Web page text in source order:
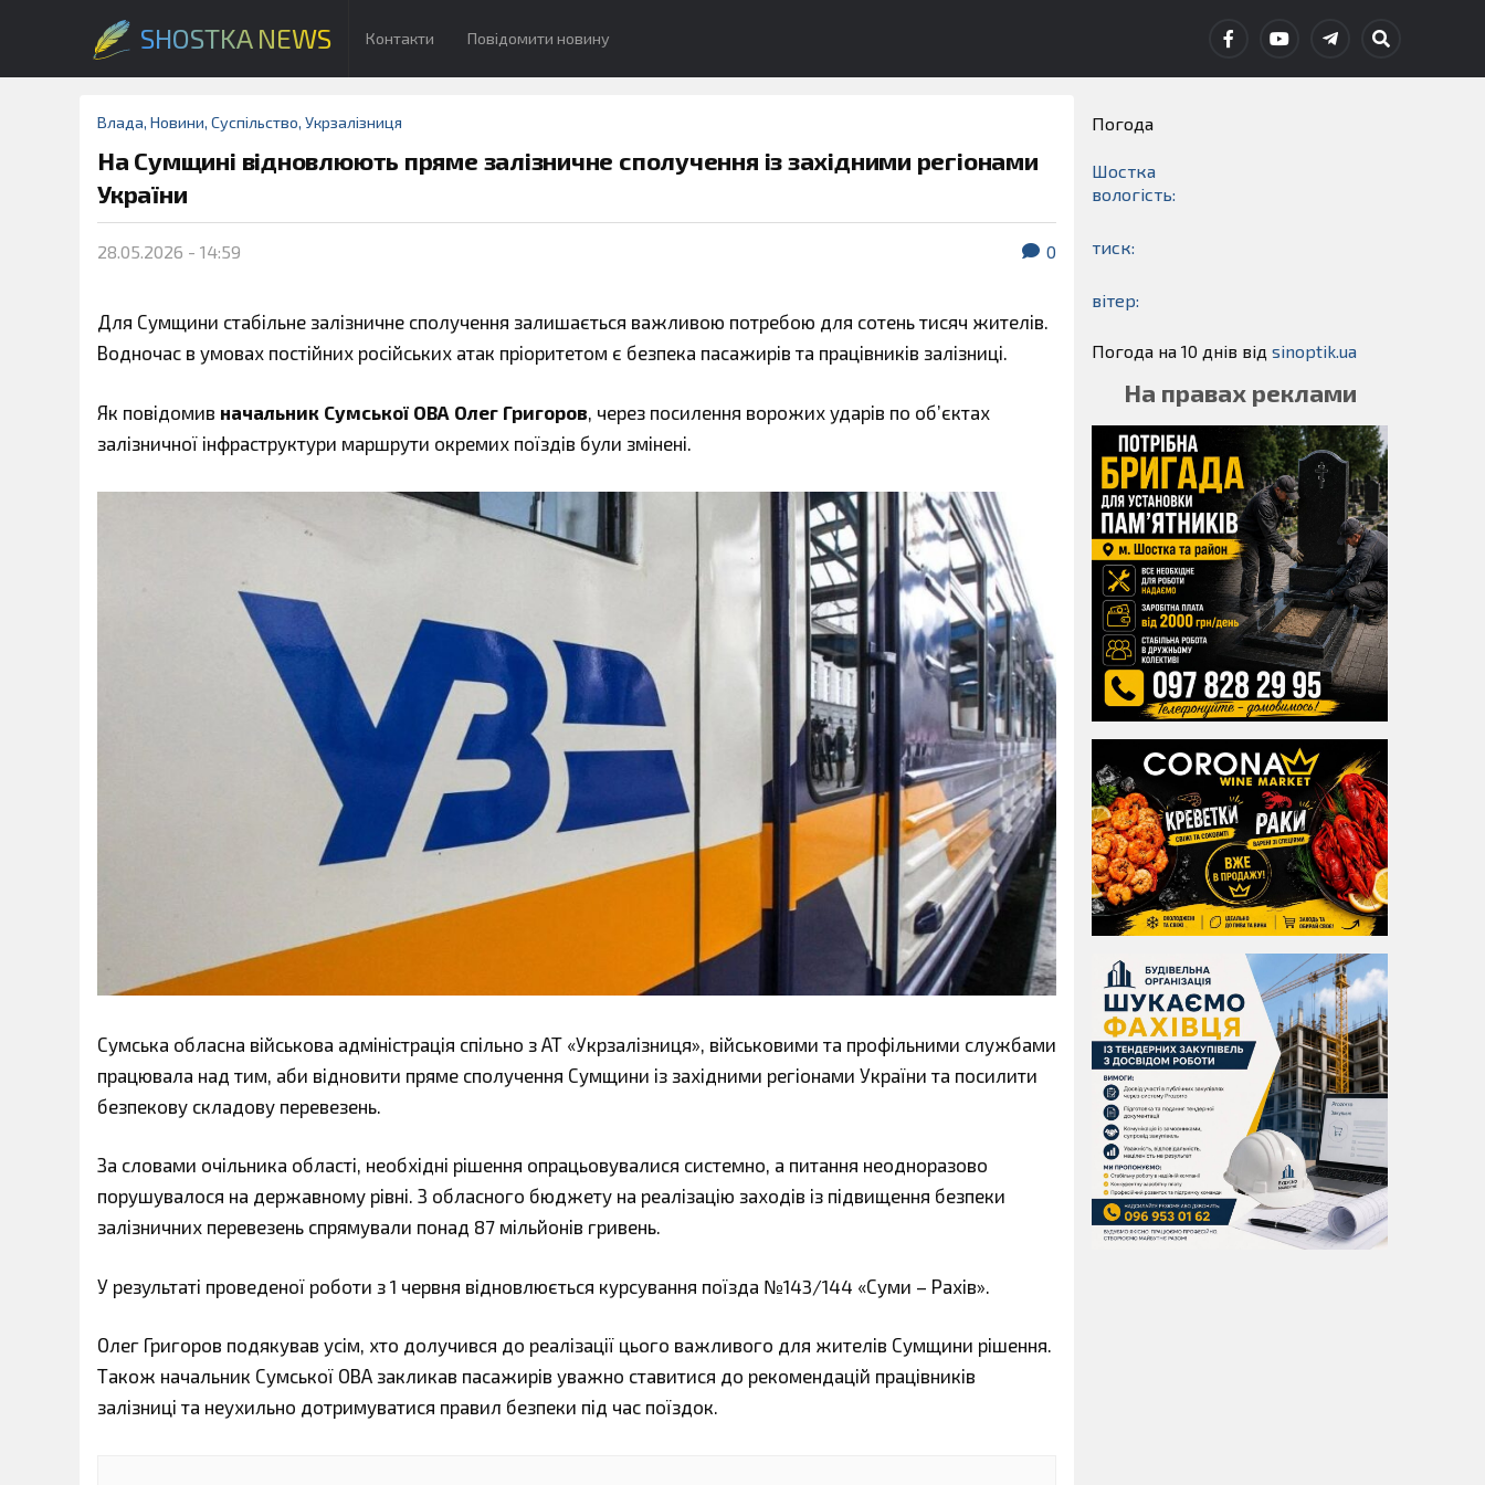
SHOSTKA NEWS Контакти Повідомити новину
Влада, Новини, Суспільство, Укрзалізниця
На Сумщині відновлюють пряме залізничне сполучення із західними регіонами
України
28.05.2026 - 14:59 0
Для Сумщини стабільне залізничне сполучення залишається важливою потребою для сотень тисяч жителів.
Водночас в умовах постійних російських атак пріоритетом є безпека пасажирів та працівників залізниці.
Як повідомив начальник Сумської ОВА Олег Григоров , через посилення ворожих ударів по об’єктах
залізничної інфраструктури маршрути окремих поїздів були змінені.
Сумська обласна військова адміністрація спільно з АТ «Укрзалізниця», військовими та профільними службами
працювала над тим, аби відновити пряме сполучення Сумщини із західними регіонами України та посилити
безпекову складову перевезень.
За словами очільника області, необхідні рішення опрацьовувалися системно, а питання неодноразово
порушувалося на державному рівні. З обласного бюджету на реалізацію заходів із підвищення безпеки
залізничних перевезень спрямували понад 87 мільйонів гривень.
У результаті проведеної роботи з 1 червня відновлюється курсування поїзда №143/144 «Суми – Рахів».
Олег Григоров подякував усім, хто долучився до реалізації цього важливого для жителів Сумщини рішення.
Також начальник Сумської ОВА закликав пасажирів уважно ставитися до рекомендацій працівників
залізниці та неухильно дотримуватися правил безпеки під час поїздок.
Погода
Шостка
вологість:
тиск:
вітер:
Погода на 10 днів від sinoptik.ua
На правах реклами